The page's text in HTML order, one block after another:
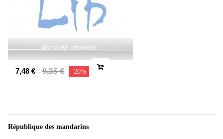
7,48 € 9,35 € -20%
République des mandarins